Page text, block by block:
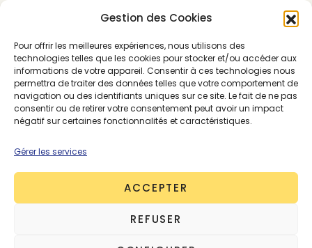
Gestion des Cookies
Pour offrir les meilleures expériences, nous utilisons des
technologies telles que les cookies pour stocker et/ou accéder aux
informations de votre appareil. Consentir à ces technologies nous
permettra de traiter des données telles que votre comportement de
navigation ou des identifiants uniques sur ce site. Le fait de ne pas
consentir ou de retirer votre consentement peut avoir un impact
négatif sur certaines fonctionnalités et caractéristiques.
Gérer les services
ACCEPTER
REFUSER
non mélangé avec de l’ élasthanne) , il contient une
étiquette en cuir, des rivets, un zip, des étiquettes
de compositions, etc.Les pièces mono matières
sont un vrai challenge pour l’industrie, mais elle
œuvre actuellementpour un tri optimisé par
matières et par couleurs de nos vêtements, une
fois donnés.
6. Ne pas couper les
étiquettes de ses